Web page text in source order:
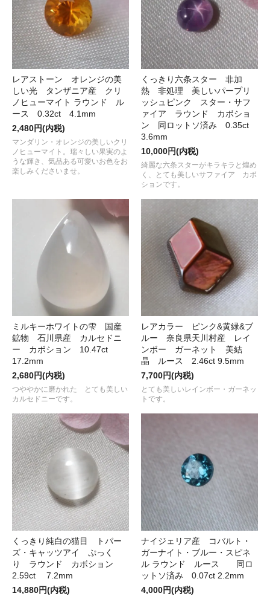
レアストーン オレンジの美
しい光 タンザニア産 クリ
ノヒューマイト ラウンド ル
ース 0.32ct 4.1mm
2,480円(内税)
マンダリン・オレンジの美しいクリ
ノヒューマイト。瑞々しい果実のよ
うな輝き、気品ある可愛いお色をお
楽しみくださいませ。
くっきり六条スター 非加
熱 非処理 美しいパープリ
ッシュピンク スター・サフ
ァイア ラウンド カボショ
ン 同ロットソ済み 0.35ct
3.6mm
10,000円(内税)
綺麗な六条スターがキラキラと煌め
く、とても美しいサファイア カボ
ションです。
ミルキーホワイトの雫 国産
鉱物 石川県産 カルセドニ
ー カボション 10.47ct
17.2mm
2,680円(内税)
つややかに磨かれた とても美しい
カルセドニーです。
レアカラー ピンク&黄緑&ブ
ルー 奈良県天川村産 レイ
ンボー ガーネット 美結
晶 ルース 2.46ct 9.5mm
7,700円(内税)
とても美しいレインボー・ガーネッ
トです。
くっきり純白の猫目 トパー
ズ・キャッツアイ ぷっく
り ラウンド カボション
2.59ct 7.2mm
14,880円(内税)
ナイジェリア産 コバルト・
ガーナイト・ブルー・スピネ
ル ラウンド ルース 同ロ
ットソ済み 0.07ct 2.2mm
4,000円(内税)